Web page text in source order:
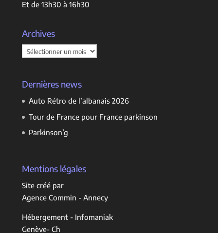
Et de 13h30 à 16h30
Archives
Archives
Dernières news
Auto Rétro de l’albanais 2026
Tour de France pour France parkinson
Parkinson’g
Mentions légales
Site créé par
Agence Commin - Annecy
Hébergement - Infomaniak
Genève- Ch